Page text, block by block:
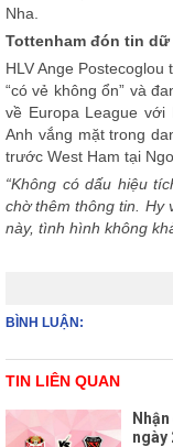
Nha.
Tottenham đón tin dữ
HLV Ange
“có vẻ không ổn” và
về Europa League
Anh vắng mặt trong
trước West Ham tại
“Không có dấu hiệu
chờ thêm thông tin. Hy
này, tình hình không
BÌNH LUẬN:
TIN LIÊN QUAN
ngày